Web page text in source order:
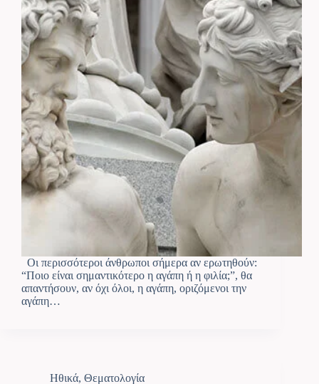
Οι περισσότεροι άνθρωποι σήμερα αν ερωτηθούν:
“Ποιο είναι σημαντικότερο η αγάπη ή η φιλία;”, θα
απαντήσουν, αν όχι όλοι, η αγάπη, οριζόμενοι την
αγάπη…
Ηθικά, Θεματολογία